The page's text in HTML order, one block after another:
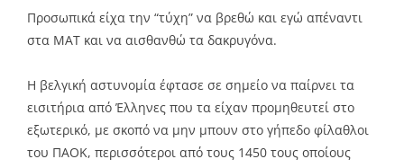
Προσωπικά είχα την “τύχη” να βρεθώ και εγώ απέναντι
στα ΜΑΤ και να αισθανθώ τα δακρυγόνα.
Η βελγική αστυνομία έφτασε σε σημείο να παίρνει τα
εισιτήρια από Έλληνες που τα είχαν προμηθευτεί στο
εξωτερικό, με σκοπό να μην μπουν στο γήπεδο φίλαθλοι
του ΠΑΟΚ, περισσότεροι από τους 1450 τους οποίους